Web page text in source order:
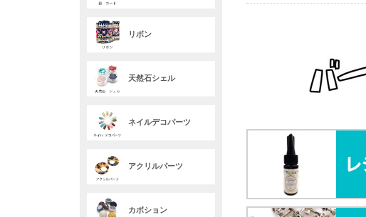
リボン
天然石シェル
ネイルデコパーツ
アクリルパーツ
カボション